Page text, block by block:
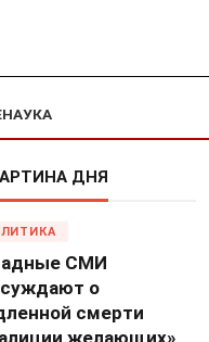
НАУКА
ДНЯ
СМИ
о
смерти